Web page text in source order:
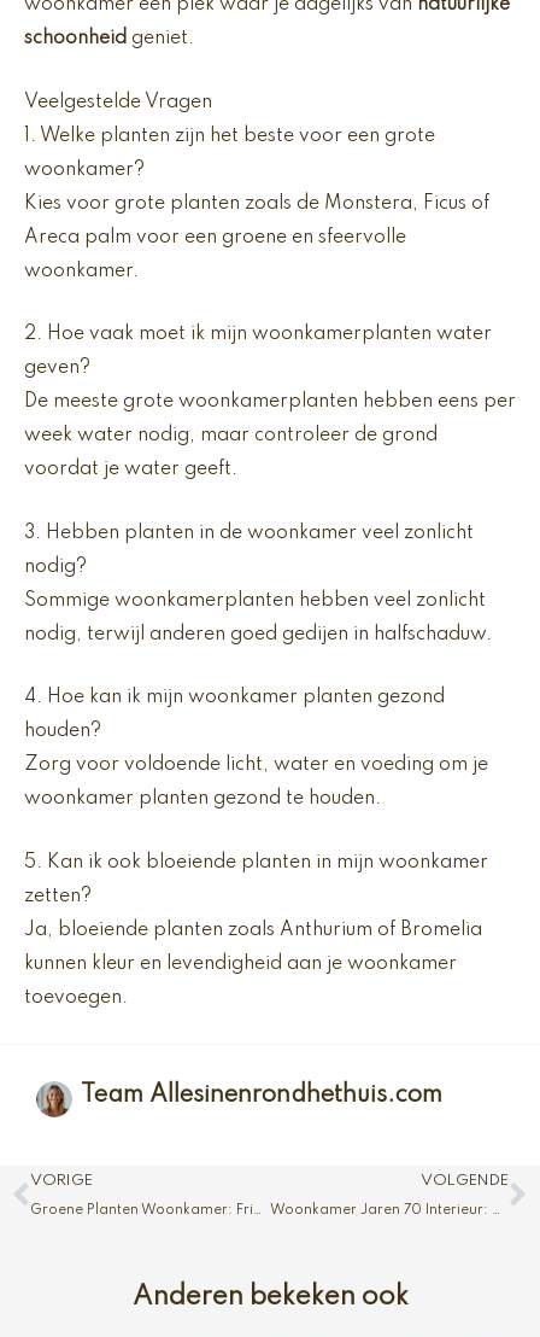
woonkamer een plek waar je dagelijks van natuurlijke
schoonheid geniet.
Veelgestelde Vragen
1. Welke planten zijn het beste voor een grote
woonkamer?
Kies voor grote planten zoals de Monstera, Ficus of
Areca palm voor een groene en sfeervolle
woonkamer.
2. Hoe vaak moet ik mijn woonkamerplanten water
geven?
De meeste grote woonkamerplanten hebben eens per
week water nodig, maar controleer de grond
voordat je water geeft.
3. Hebben planten in de woonkamer veel zonlicht
nodig?
Sommige woonkamerplanten hebben veel zonlicht
nodig, terwijl anderen goed gedijen in halfschaduw.
4. Hoe kan ik mijn woonkamer planten gezond
houden?
Zorg voor voldoende licht, water en voeding om je
woonkamer planten gezond te houden.
5. Kan ik ook bloeiende planten in mijn woonkamer
zetten?
Ja, bloeiende planten zoals Anthurium of Bromelia
kunnen kleur en levendigheid aan je woonkamer
toevoegen.
Team Allesinenrondhethuis.com
Vorige
VORIGE
Groene Planten Woonkamer: Frisse Sfeer
VOLGENDE
Woonkamer Jaren 70 Interieur: Nostalgie en Stijl
Anderen bekeken ook